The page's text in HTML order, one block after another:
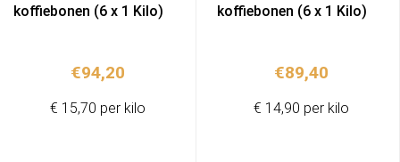
koffiebonen (6 x 1 Kilo)
€94,20
€ 15,70 per kilo
koffiebonen (6 x 1 Kilo)
€89,40
€ 14,90 per kilo